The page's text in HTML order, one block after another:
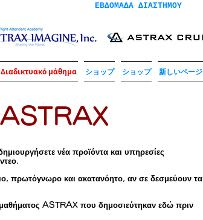
ΕΒΔΟΜΑΔΑ ΔΙΑΣΤΗΜΟΥ
Διαδικτυακό μάθημα ショップ ショップ 新しいページ
ASTRAX
νέα προϊόντα και υπηρεσίες
πρωτόγνωρο και ακατανόητο, αν σε δεσμεύουν τα
μαθήματος ASTRAX που δημοσιεύτηκαν εδώ πριν